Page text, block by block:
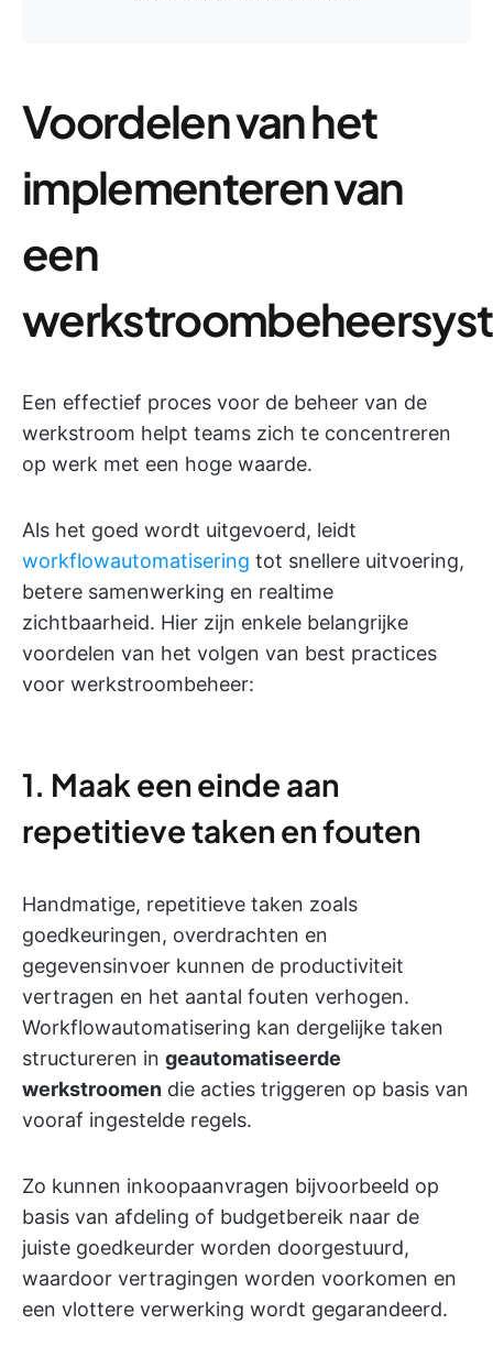
Voordelen van het
implementeren van
een
Een effectief proces voor de beheer van de
werkstroom helpt teams zich te concentreren
op werk met een hoge waarde.
Als het goed wordt uitgevoerd, leidt
workflowautomatisering tot snellere uitvoering,
betere samenwerking en realtime
zichtbaarheid. Hier zijn enkele belangrijke
voordelen van het volgen van best practices
voor werkstroombeheer:
1. Maak een einde aan
repetitieve taken en fouten
Handmatige, repetitieve taken zoals
goedkeuringen, overdrachten en
gegevensinvoer kunnen de productiviteit
vertragen en het aantal fouten verhogen.
Workflowautomatisering kan dergelijke taken
structureren in geautomatiseerde
werkstroomen die acties triggeren op basis van
vooraf ingestelde regels.
Zo kunnen inkoopaanvragen bijvoorbeeld op
basis van afdeling of budgetbereik naar de
juiste goedkeurder worden doorgestuurd,
waardoor vertragingen worden voorkomen en
een vlottere verwerking wordt gegarandeerd.